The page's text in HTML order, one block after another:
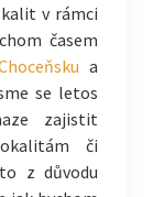
v rámci
časem
a
se letos
zajistit
či
z důvodu